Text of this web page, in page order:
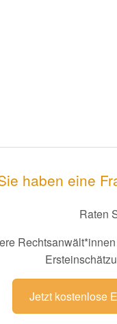
haben eine
Raten
Jetzt kostenlose